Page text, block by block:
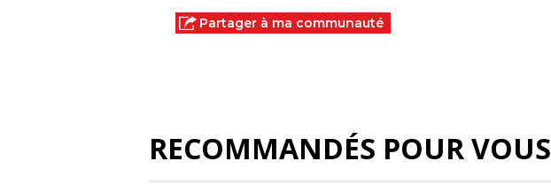
Partager à ma communauté
RECOMMANDÉS POUR VOUS